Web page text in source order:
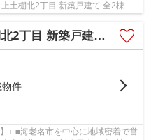
土棚北2丁目 新築戸建て 全2棟
建て 全2棟【仲介手数料無料】
物件
□■海老名市を中心に地域密着で営